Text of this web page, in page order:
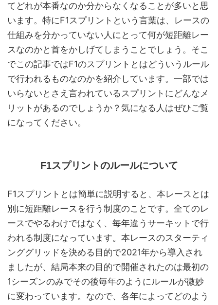
てどれが本番なのか分からなくなることが多いと思
います。特にF1スプリントという言葉は、レースの
仕組みを分かっていない人にとって何が短距離レー
スなのかと首をかしげてしまうことでしょう。そこ
でこの記事ではF1のスプリントとはどういうルール
で行われるものなのかを紹介しています。一部では
いらないとさえ言われているスプリントにどんなメ
リットがあるのでしょうか？気になる人はぜひご覧
になってください。
F1スプリントのルールについて
F1スプリントとは簡単に説明すると、本レースとは
別に短距離レースを行う制度のことです。全てのレ
ースでやるわけではなく、毎年違うサーキットで行
われる制度になっています。本レースのスターティ
ンググリッドを決める目的で2021年から導入され
ましたが、結局本来の目的で開催されたのは最初の
1シーズンのみでその後毎年のようにルールが微妙
に変わっています。なので、各年によってどのよう